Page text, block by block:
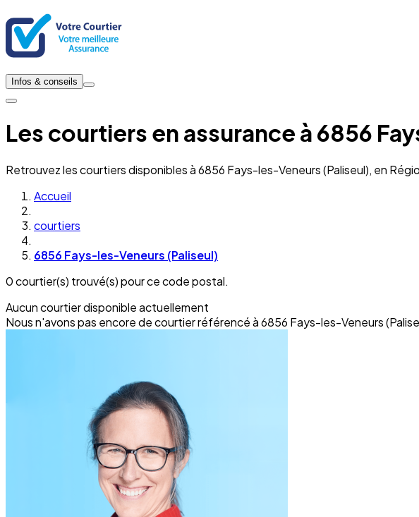
Infos & conseils
Les courtiers en assurance à 6856
Retrouvez les courtiers disponibles à 6856 Fays-les-Veneurs (Paliseul), en
Accueil
courtiers
6856 Fays-les-Veneurs (Paliseul)
0 courtier(s) trouvé(s) pour ce code postal.
Aucun courtier disponible actuellement
Nous n'avons pas encore de courtier référencé à 6856 Fays-les-Veneurs